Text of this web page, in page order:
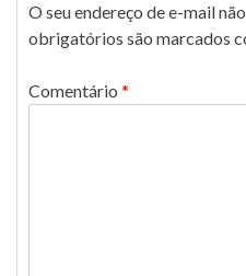
O seu endereço de e-mail
obrigatórios são marcados
Comentário *